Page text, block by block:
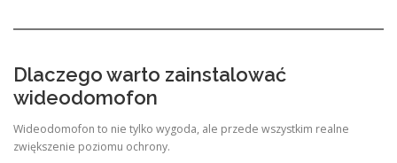
Dlaczego warto zainstalować
wideodomofon
Wideodomofon to nie tylko wygoda, ale przede wszystkim realne
zwiększenie poziomu ochrony.